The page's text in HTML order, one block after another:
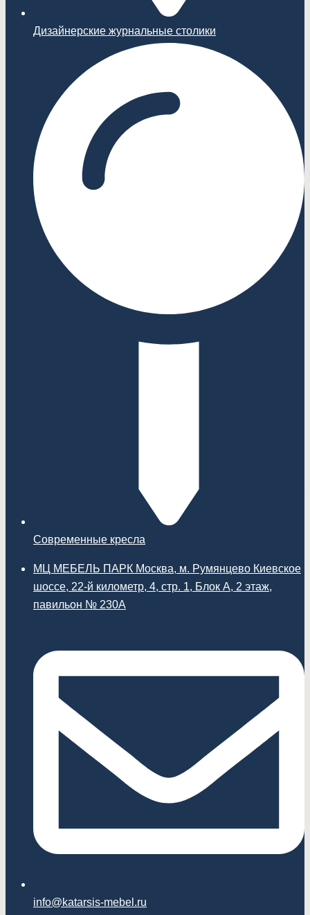
Дизайнерские журнальные столики
Современные кресла
МЦ МЕБЕЛЬ ПАРК Москва, м. Румянцево Киевское
шоссе, 22-й километр, 4, стр. 1, Блок А, 2 этаж,
павильон № 230А
info@katarsis-mebel.ru